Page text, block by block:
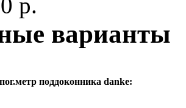
варианты
поддоконника danke: